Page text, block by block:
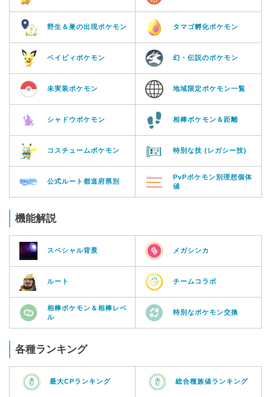
野生＆巣の出現ポケモン タマゴ孵化ポケモン
ベイビィポケモン 幻・伝説のポケモン
未実装ポケモン 地域限定ポケモン一覧
シャドウポケモン 相棒ポケモン＆距離
コスチュームポケモン 特別な技 (レガシー技)
公式ルート都道府県別
PvPポケモン別理想個体
値
機能解説
スペシャル背景 メガシンカ
ルート チームコラボ
相棒ポケモン＆相棒レベ
ル
特別なポケモン交換
各種ランキング
最大CPランキング 総合種族値ランキング